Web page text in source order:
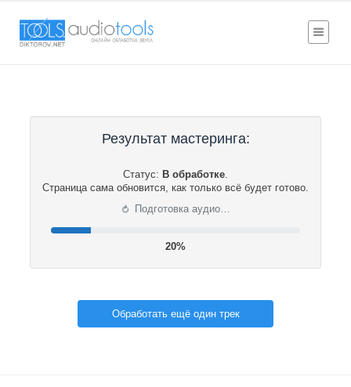
Результат мастеринга:
Статус: В обработке.
Страница сама обновится, как только всё будет готово.
⟳ Подготовка аудио…
20%
Обработать ещё один трек